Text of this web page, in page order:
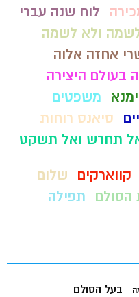
לוח שנה עברי
ולא לשמה
אחזה אלוה
בעולם היצירה
משפטים
סיאנס רוחות
תחרש ואל תשקט
קווארקים
שלום
הסולם
תפילה
בעל הסולם